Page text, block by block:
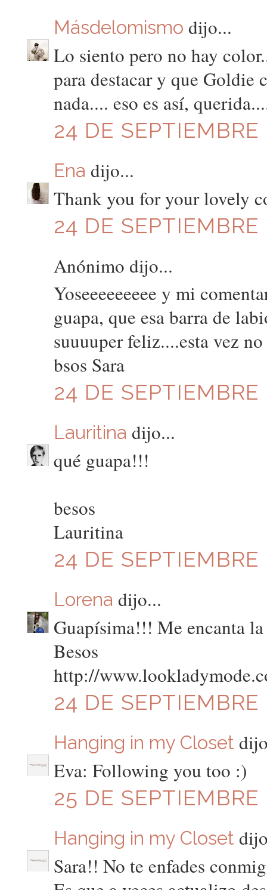
Másdelomismo dijo...
Lo siento pero no hay
para destacar y que Goldie
nada.... eso es así,
24 DE
Ena dijo...
Thank you for your lovely
24 DE
Anónimo dijo...
Yoseeeeeeeee y mi
guapa, que esa barra de
suuuuper feliz....esta vez
bsos Sara
24 DE
Lauritina dijo...
qué guapa!!!
besos
Lauritina
24 DE
Lorena dijo...
Guapísima!!! Me encanta
Besos
http://
24 DE
Hanging in my Closet
Eva: Following you too :)
25 DE
Hanging in my Closet
Sara!! No te enfades